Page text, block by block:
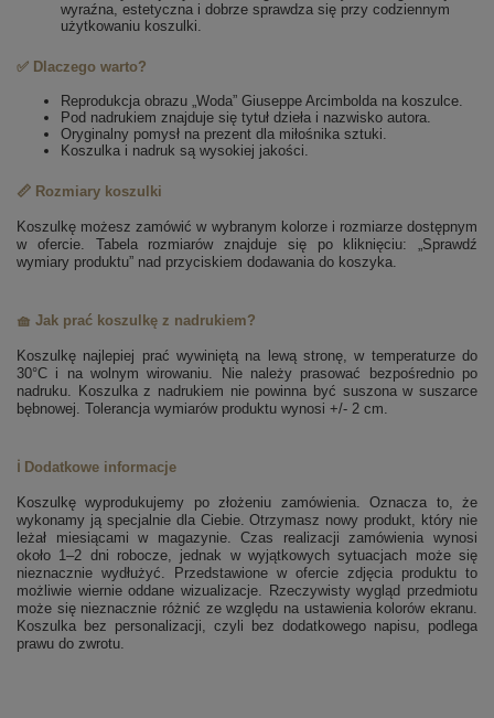
wyraźna, estetyczna i dobrze sprawdza się przy codziennym
użytkowaniu koszulki.
✅ Dlaczego warto?
Reprodukcja obrazu „Woda” Giuseppe Arcimbolda na koszulce.
Pod nadrukiem znajduje się tytuł dzieła i nazwisko autora.
Oryginalny pomysł na prezent dla miłośnika sztuki.
Koszulka i nadruk są wysokiej jakości.
📏 Rozmiary koszulki
Koszulkę możesz zamówić w wybranym kolorze i rozmiarze dostępnym
w ofercie. Tabela rozmiarów znajduje się po kliknięciu: „Sprawdź
wymiary produktu” nad przyciskiem dodawania do koszyka.
🧺 Jak prać koszulkę z nadrukiem?
Koszulkę najlepiej prać wywiniętą na lewą stronę, w temperaturze do
30°C i na wolnym wirowaniu. Nie należy prasować bezpośrednio po
nadruku. Koszulka z nadrukiem nie powinna być suszona w suszarce
bębnowej. Tolerancja wymiarów produktu wynosi +/- 2 cm.
ℹ️ Dodatkowe informacje
Koszulkę wyprodukujemy po złożeniu zamówienia. Oznacza to, że
wykonamy ją specjalnie dla Ciebie. Otrzymasz nowy produkt, który nie
leżał miesiącami w magazynie. Czas realizacji zamówienia wynosi
około 1–2 dni robocze, jednak w wyjątkowych sytuacjach może się
nieznacznie wydłużyć. Przedstawione w ofercie zdjęcia produktu to
możliwie wiernie oddane wizualizacje. Rzeczywisty wygląd przedmiotu
może się nieznacznie różnić ze względu na ustawienia kolorów ekranu.
Koszulka bez personalizacji, czyli bez dodatkowego napisu, podlega
prawu do zwrotu.